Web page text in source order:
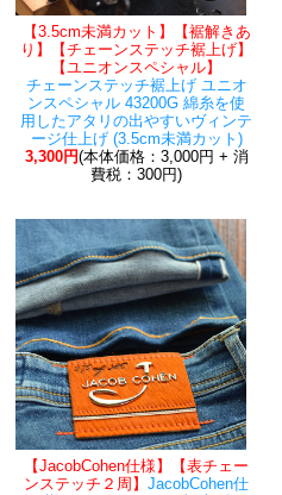
【3.5cm未満カット】【裾解きあ
り】【チェーンステッチ裾上げ】
【ユニオンスペシャル】
チェーンステッチ裾上げ ユニオ
ンスペシャル 43200G 綿糸を使
用したアタリの出やすいヴィンテ
ージ仕上げ (3.5cm未満カット)
3,300円(本体価格：3,000円 + 消
費税：300円)
【JacobCohen仕様】【表チェー
ンステッチ２周】JacobCohen仕